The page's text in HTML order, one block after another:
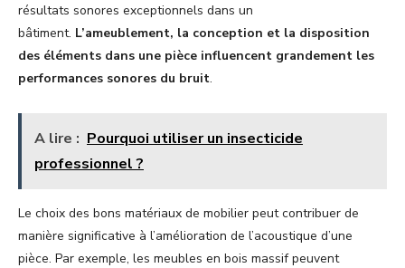
résultats sonores exceptionnels dans un
bâtiment. L’ameublement, la conception et la disposition
des éléments dans une pièce influencent grandement les
performances sonores du bruit.
A lire : Pourquoi utiliser un insecticide
professionnel ?
Le choix des bons matériaux de mobilier peut contribuer de
manière significative à l’amélioration de l’acoustique d’une
pièce. Par exemple, les meubles en bois massif peuvent